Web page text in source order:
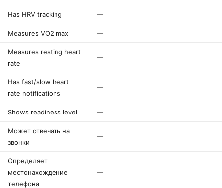
Has HRV tracking —
Measures VO2 max —
Measures resting heart
rate
—
Has fast/slow heart
rate notifications
—
Shows readiness level —
Может отвечать на
звонки
—
Определяет
местонахождение
телефона
—